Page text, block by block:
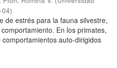
)
de estrés para la fauna silvestre,
En los primates,
auto-dirigidos